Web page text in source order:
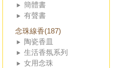
簡體書
有聲書
念珠線香(187)
陶瓷香皿
生活香氛系列
女用念珠